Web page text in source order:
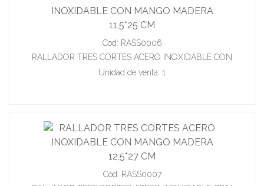
Cod: RASS0006
RALLADOR TRES CORTES ACERO INOXIDABLE CON
MANGO MADERA 11,5*25 CM
Unidad de venta: 1
Cod: RASS0007